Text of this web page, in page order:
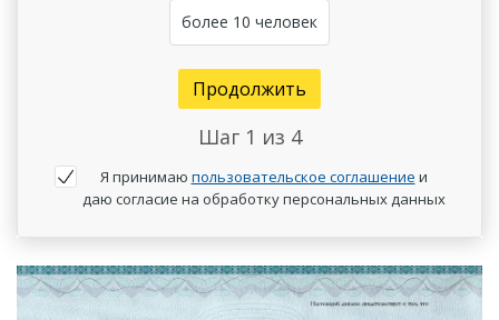
более 10 человек
Продолжить
Шаг 1 из 4
Я принимаю пользовательское соглашение и
даю согласие на обработку персональных данных